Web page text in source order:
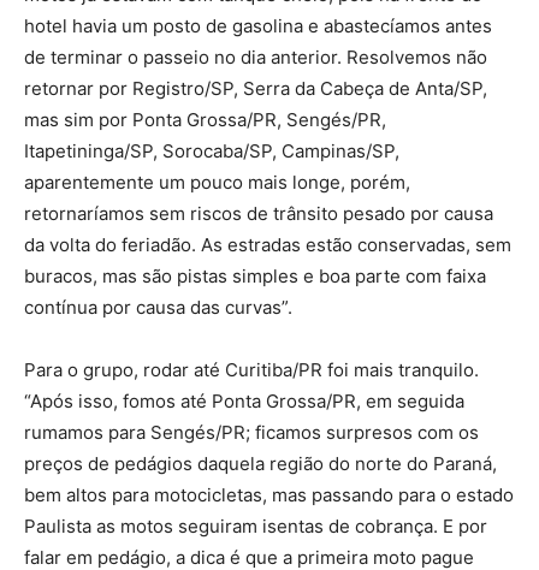
hotel havia um posto de gasolina e abastecíamos antes
de terminar o passeio no dia anterior. Resolvemos não
retornar por Registro/SP, Serra da Cabeça de Anta/SP,
mas sim por Ponta Grossa/PR, Sengés/PR,
Itapetininga/SP, Sorocaba/SP, Campinas/SP,
aparentemente um pouco mais longe, porém,
retornaríamos sem riscos de trânsito pesado por causa
da volta do feriadão. As estradas estão conservadas, sem
buracos, mas são pistas simples e boa parte com faixa
contínua por causa das curvas”.
Para o grupo, rodar até Curitiba/PR foi mais tranquilo.
“Após isso, fomos até Ponta Grossa/PR, em seguida
rumamos para Sengés/PR; ficamos surpresos com os
preços de pedágios daquela região do norte do Paraná,
bem altos para motocicletas, mas passando para o estado
Paulista as motos seguiram isentas de cobrança. E por
falar em pedágio, a dica é que a primeira moto pague